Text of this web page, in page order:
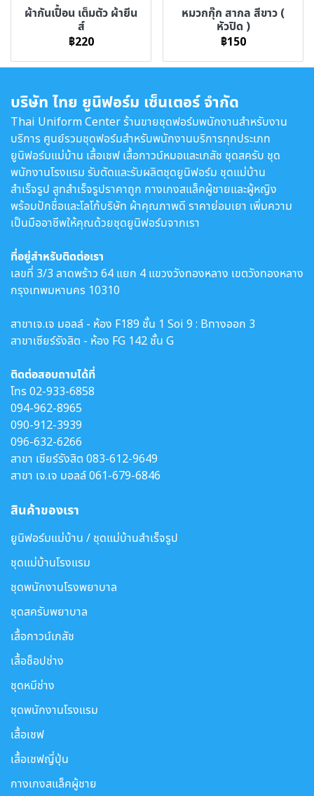
ผ้ากันเปื้อน เต็มตัว ผ้ายีน
ส์
฿220
หมวกกุ๊ก สากล สีขาว (
หัวปิด )
฿150
บริษัท ไทย ยูนิฟอร์ม เซ็นเตอร์ จำกัด
Thai Uniform Center ร้านขายชุดฟอร์มพนักงานสำหรับงาน
บริการ ศูนย์รวมชุดฟอร์มสำหรับพนักงานบริการทุกประเภท
ยูนิฟอร์มแม่บ้าน เสื้อเชฟ เสื้อกาวน์หมอและเภสัช ชุดสครับ ชุด
พนักงานโรงแรม รับตัดและรับผลิตชุดยูนิฟอร์ม ชุดแม่บ้าน
สำเร็จรูป สูทสำเร็จรูปราคาถูก กางเกงสแล็คผู้ชายและผู้หญิง
พร้อมปักชื่อและโลโก้บริษัท ผ้าคุณภาพดี ราคาย่อมเยา เพิ่มความ
เป็นมืออาชีพให้คุณด้วยชุดยูนิฟอร์มจากเรา
ที่อยู่สำหรับติดต่อเรา
เลขที่ 3/3 ลาดพร้าว 64 แยก 4 แขวงวังทองหลาง เขตวังทองหลาง
กรุงเทพมหานคร 10310
สาขาเจ.เจ มอลล์ - ห้อง F189 ชั้น 1 Soi 9 : Bทางออก 3
สาขาเซียร์รังสิต - ห้อง FG 142 ชั้น G
ติดต่อสอบถามได้ที่
โทร02-933-6858
094-962-8965
090-912-3939
096-632-6266
สาขา เซียร์รังสิต 083-612-9649
สาขา เจ.เจ มอลล์061-679-6846
สินค้าของเรา
ยูนิฟอร์มแม่บ้าน / ชุดแม่บ้านสำเร็จรูป
ชุดแม่บ้านโรงแรม
ชุดพนักงานโรงพยาบาล
ชุดสครับพยาบาล
เสื้อกาวน์เภสัช
เสื้อช็อปช่าง
ชุดหมีช่าง
ชุดพนักงานโรงแรม
เสื้อเชฟ
เสื้อเชฟญี่ปุ่น
กางเกงสแล็คผู้ชาย